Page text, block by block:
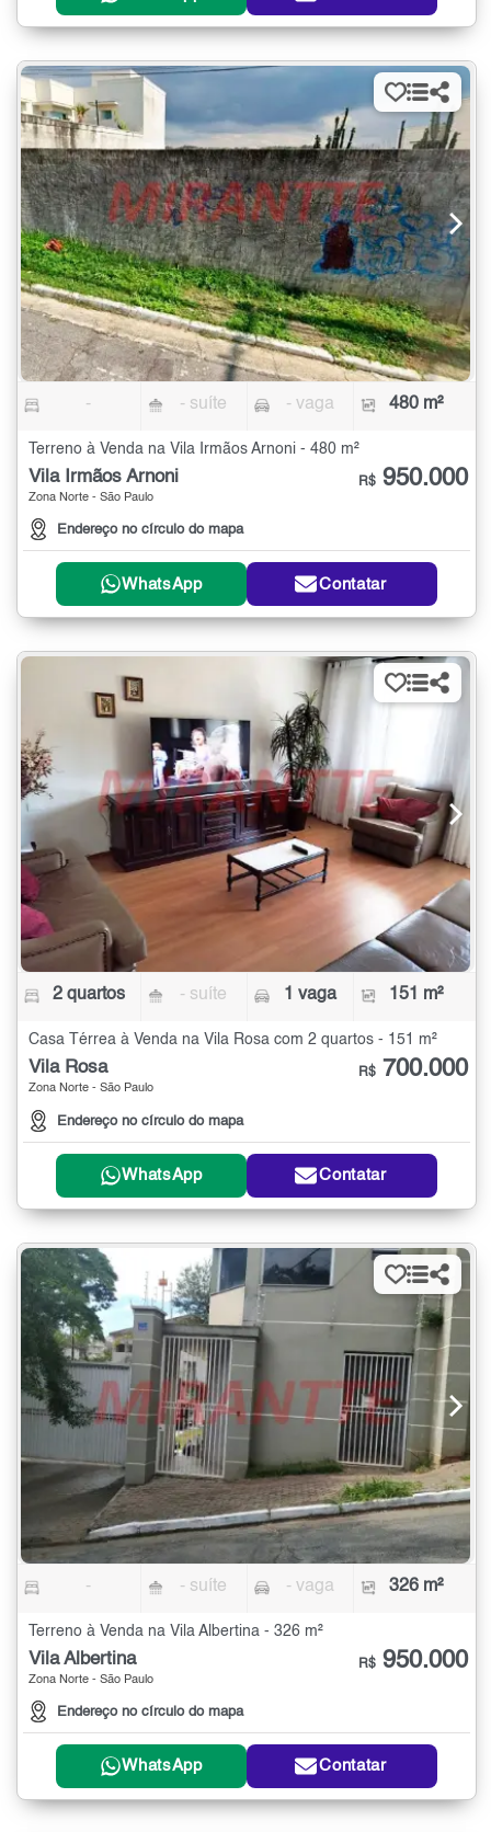
- - suíte - vaga 480 m²
Terreno à Venda na Vila Irmãos Arnoni - 480 m²
Vila Irmãos Arnoni
Zona Norte - São Paulo
Endereço no círculo do mapa
R$ 950.000
WhatsApp Contatar
2 quartos - suíte 1 vaga 151 m²
Casa Térrea à Venda na Vila Rosa com 2 quartos - 151 m²
Vila Rosa
Zona Norte - São Paulo
Endereço no círculo do mapa
R$ 700.000
WhatsApp Contatar
- - suíte - vaga 326 m²
Terreno à Venda na Vila Albertina - 326 m²
Vila Albertina
Zona Norte - São Paulo
Endereço no círculo do mapa
R$ 950.000
WhatsApp Contatar